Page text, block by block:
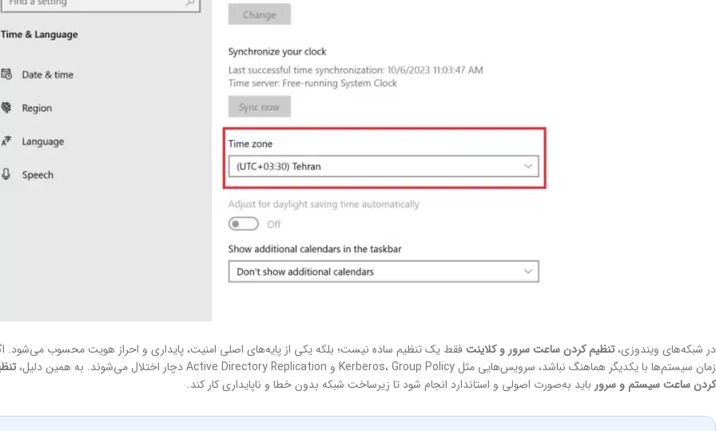
در شبکه‌های ویندوزی،تنظیم کردن ساعت سرور و کلاینتفقط یک تنظیم ساده نیست؛ بلکه یکی از پایه‌های اصلی امنیت، پایداری و احراز هویت محسوب می‌شود.
زمان سیستم‌ها با یکدیگر هماهنگ نباشد، سرویس‌هایی مثل Kerberos، Group Policy و Active Directory Replication دچار اختلال می‌شوند. به همین دلیل،
کردن ساعت سیستم و سرور باید به‌صورت اصولی و استاندارد انجام شود تا زیرساخت شبکه بدون خطا و ناپایداری کار کند.